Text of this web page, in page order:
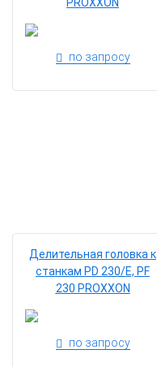
по запросу
Делительная головка к
станкам PD 230/E, PF
230 PROXXON
по запросу